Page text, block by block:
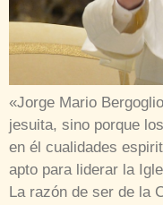
«Jorge Mario
jesuita, sino porque
en él cualidades
apto para liderar la
La razón de ser de la